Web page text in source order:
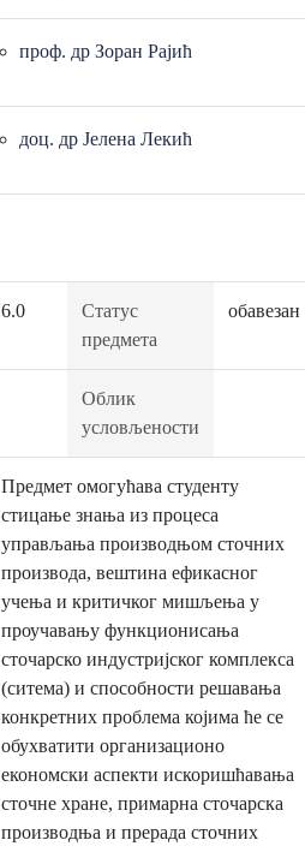
проф. др Зоран Рајић
доц. др Јелена Лекић
6.0
Статус
предмета
обавезан
Облик
условљености
Предмет омогућава студенту
стицање знања из процеса
управљања производњом сточних
производа, вештина ефикасног
учења и критичког мишљења у
проучавању функционисања
сточарско индустријског комплекса
(ситема) и способности решавања
конкретних проблема којима ће се
обухватити организационо
економски аспекти искоришћавања
сточне хране, примарна сточарска
производња и прерада сточних